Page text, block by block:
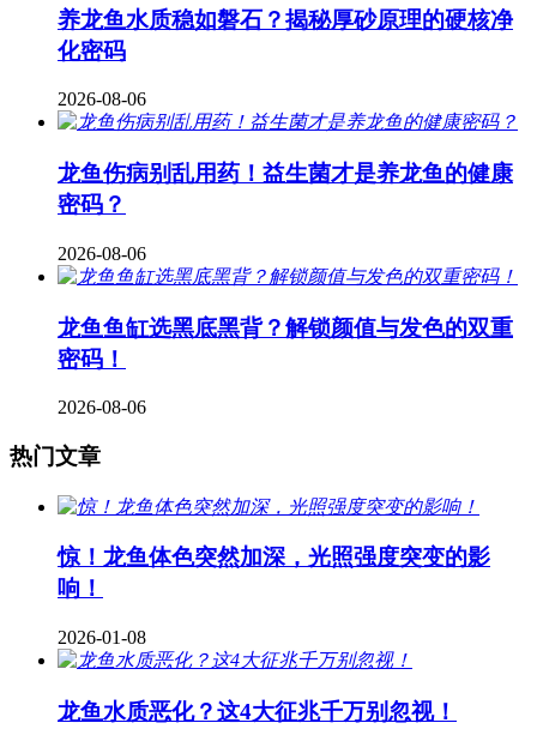
养龙鱼水质稳如磐石？揭秘厚砂原理的硬核净
化密码
2026-08-06
龙鱼伤病别乱用药！益生菌才是养龙鱼的健康
密码？
2026-08-06
龙鱼鱼缸选黑底黑背？解锁颜值与发色的双重
密码！
2026-08-06
热门文章
惊！龙鱼体色突然加深，光照强度突变的影
响！
2026-01-08
龙鱼水质恶化？这4大征兆千万别忽视！